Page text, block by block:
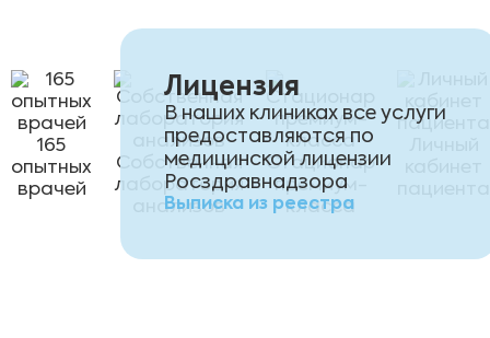
165
опытных
врачей
Собственная
лаборатория
анализов
Стационар
премиум-
класса
Лицензия
В наших клиниках все услуги
предоставляются по
медицинской лицензии
Росздравнадзора
Выписка из реестра